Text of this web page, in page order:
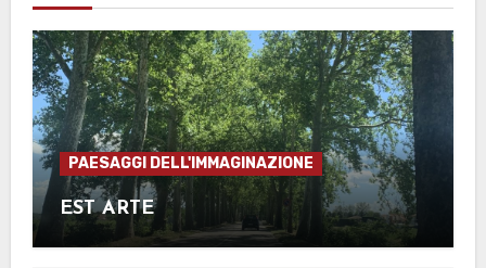
PAESAGGI DELL'IMMAGINAZIONE
EST ARTE